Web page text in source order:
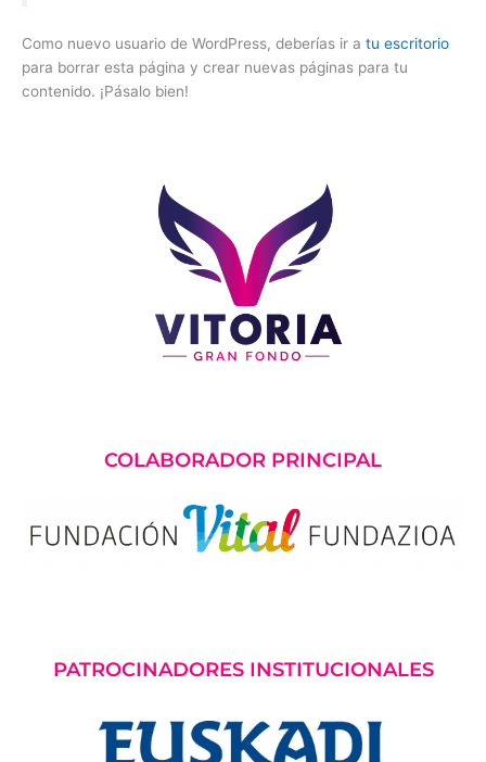
Como nuevo usuario de WordPress, deberías ir a tu escritorio
para borrar esta página y crear nuevas páginas para tu
contenido. ¡Pásalo bien!
COLABORADOR PRINCIPAL
PATROCINADORES INSTITUCIONALES